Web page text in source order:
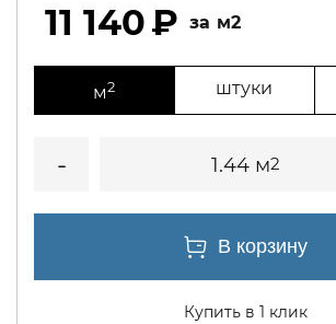
11 140 м2
м2 штуки
1.44 м2
Купить в 1 клик